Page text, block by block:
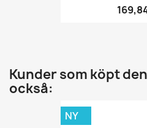
Kunder som köpt
också:
NY